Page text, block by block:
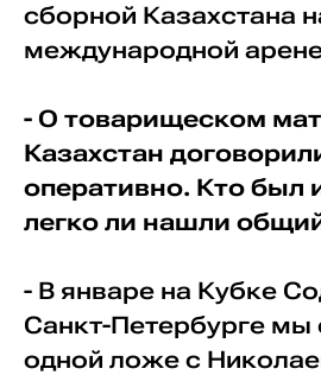
сборной Казахстана
международной
- О товарищеском
Казахстан
оперативно. Кто был
легко ли нашли
- В январе на Кубке
Санкт-Петербурге мы
одной ложе с